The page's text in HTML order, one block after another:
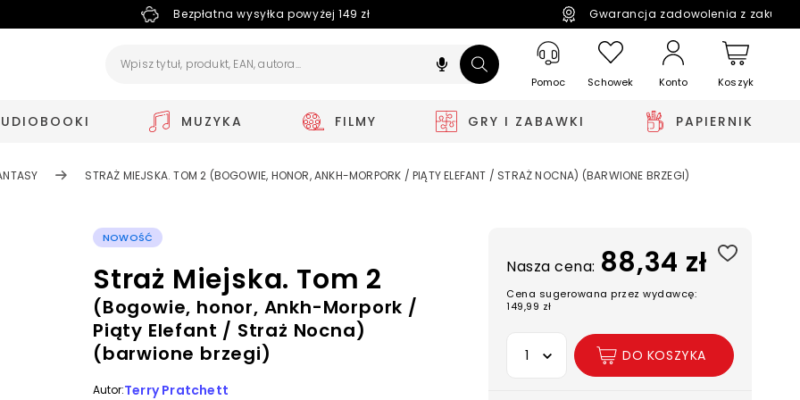
Bezpłatna wysyłka powyżej 149 zł Gwarancja zadowolenia z
Pomoc Schowek Konto Koszyk
MUZYKA FILMY GRY I ZABAWKI PAPIERNIK
STRAŻ MIEJSKA. TOM 2 (BOGOWIE, HONOR, ANKH-MORPORK / PIĄTY ELEFANT / STRAŻ NOCNA) (BARWIONE BRZEGI)
NOWOŚĆ
Straż Miejska. Tom 2
(Bogowie, honor, Ankh-Morpork /
Piąty Elefant / Straż Nocna)
(barwione brzegi)
Autor:Terry Pratchett
Nasza cena: 88,34 zł
Cena sugerowana przez wydawcę:
149,99 zł
Wybierz opcję
DO KOSZYKA